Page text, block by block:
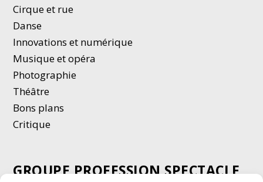
Cirque et rue
Danse
Innovations et numérique
Musique et opéra
Photographie
Théâtre
Bons plans
Critique
GROUPE PROFESSION SPECTACLE